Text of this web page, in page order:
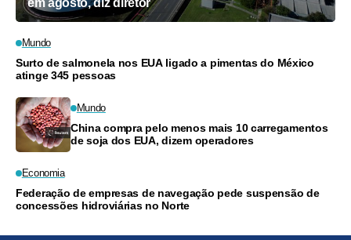
Mundo
Surto de salmonela nos EUA ligado a pimentas do México
atinge 345 pessoas
Mundo
China compra pelo menos mais 10 carregamentos
de soja dos EUA, dizem operadores
Economia
Federação de empresas de navegação pede suspensão de
concessões hidroviárias no Norte